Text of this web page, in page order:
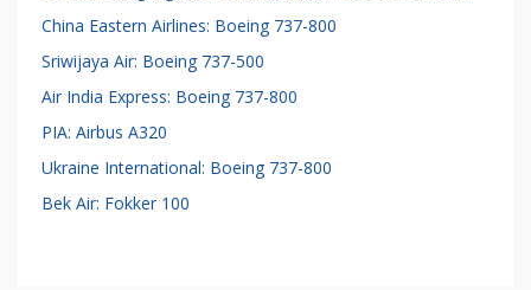
China Eastern Airlines: Boeing 737-800
Sriwijaya Air: Boeing 737-500
Air India Express: Boeing 737-800
PIA: Airbus A320
Ukraine International: Boeing 737-800
Bek Air: Fokker 100